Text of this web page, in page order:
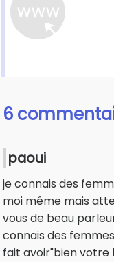
6
paoui
je connais des
moi même mais
vous de beau
connais des
fait avoir"bien votre